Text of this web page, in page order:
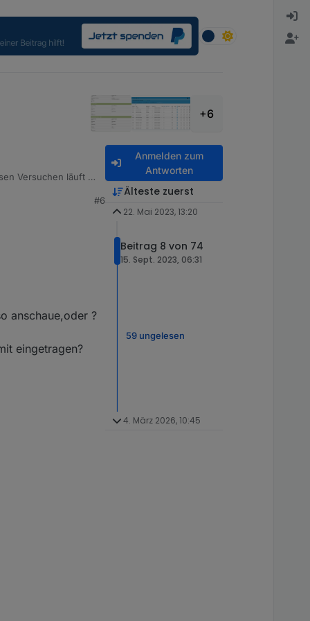
+6
Versuchen läuft es
#6
anschaue,oder ?
eingetragen?
Anmelden zum
Antworten
Älteste zuerst
22. Mai 2023, 13:20
Beitrag 8 von 74
15. Sept. 2023, 06:31
59 ungelesen
4. März 2026, 10:45